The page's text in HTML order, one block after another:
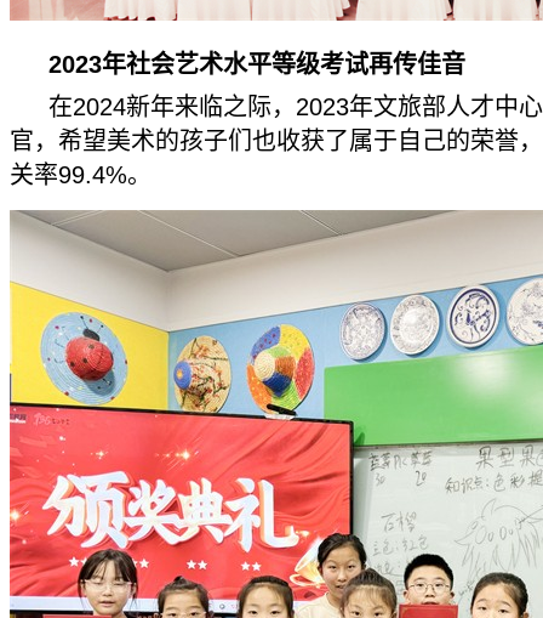
2023年社会艺术水平等级考试再传佳音
在2024新年来临之际，2023年文旅部人才中
官，希望美术的孩子们也收获了属于自己的荣誉
关率99.4%。